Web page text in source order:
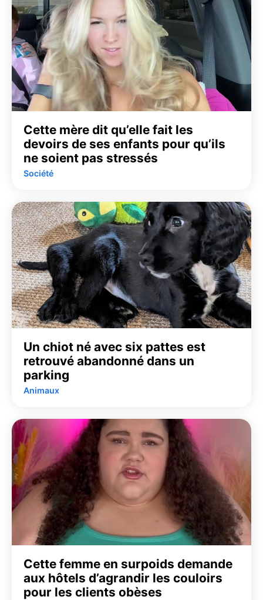
Cette mère dit qu’elle fait les
devoirs de ses enfants pour qu’ils
ne soient pas stressés
Société
Un chiot né avec six pattes est
retrouvé abandonné dans un
parking
Animaux
Cette femme en surpoids demande
aux hôtels d’agrandir les couloirs
pour les clients obèses